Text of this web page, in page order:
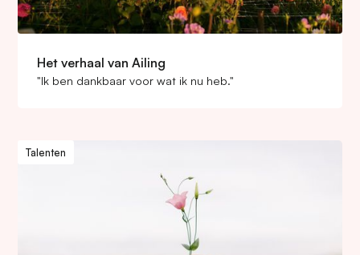
Het verhaal van Ailing
"Ik ben dankbaar voor wat ik nu heb."
Talenten